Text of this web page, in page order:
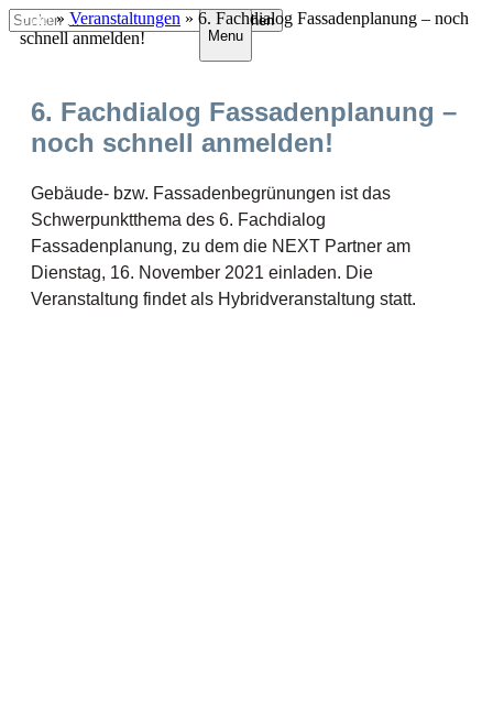
Zum
Inhalt
Suchen
nach:
Menu
Start» Veranstaltungen » 6. Fachdialog Fassadenplanung – noch
schnell anmelden!
6. Fachdialog Fassadenplanung –
noch schnell anmelden!
Gebäude- bzw. Fassadenbegrünungen ist das
Schwerpunktthema des 6. Fachdialog
Fassadenplanung, zu dem die NEXT Partner am
Dienstag, 16. November 2021 einladen. Die
Veranstaltung findet als Hybridveranstaltung statt.